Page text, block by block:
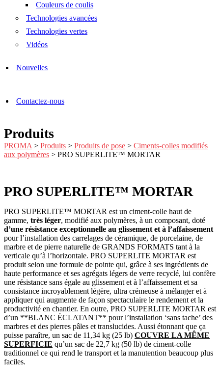
Couleurs de coulis
Technologies avancées
Technologies vertes
Vidéos
Nouvelles
Contactez-nous
Produits
PROMA > Produits > Produits de pose > Ciments-colles modifiés
aux polymères > PRO SUPERLITE™ MORTAR
PRO SUPERLITE™ MORTAR
PRO SUPERLITE™ MORTAR est un ciment-colle haut de
gamme, très léger, modifié aux polymères, à un composant, doté
d’une résistance exceptionnelle au glissement et à l’affaissement
pour l’installation des carrelages de céramique, de porcelaine, de
marbre et de pierre naturelle de GRANDS FORMATS tant à la
verticale qu’à l’horizontale. PRO SUPERLITE MORTAR est
produit selon une formule de pointe qui, grâce à ses ingrédients de
haute performance et ses agrégats légers de verre recyclé, lui confère
une résistance sans égale au glissement et à l’affaissement et sa
consistance incroyablement légère, ultra crémeuse à mélanger et à
appliquer qui augmente de façon spectaculaire le rendement et la
productivité en chantier. En outre, PRO SUPERLITE MORTAR est
d’un **BLANC ÉCLATANT** pour l’installation ‘sans tache’ des
marbres et des pierres pâles et translucides. Aussi étonnant que ça
puisse paraître, un sac de 11,34 kg (25 lb) COUVRE LA MÊME
SUPERFICIE qu’un sac de 22,7 kg (50 lb) de ciment-colle
traditionnel ce qui rend le transport et la manutention beaucoup plus
faciles.